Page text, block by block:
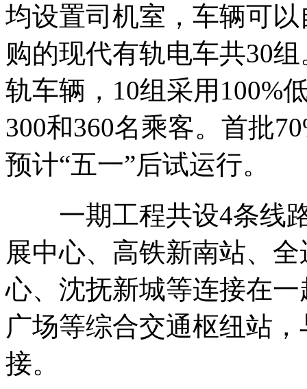
均设置司机室，车辆可
购的现代有轨电车共30
轨车辆，10组采用100%
300和360名乘客。首批
预计“五一”后试运行。
一期工程共设4条线路
展中心、高铁新南站、
心、沈抚新城等连接在
广场等综合交通枢纽站
接。